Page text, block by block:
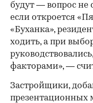
будут — вопрос не
если откроется
«Буханка»,
ходить, а при
факторами», —
Застройщики,
презентационных